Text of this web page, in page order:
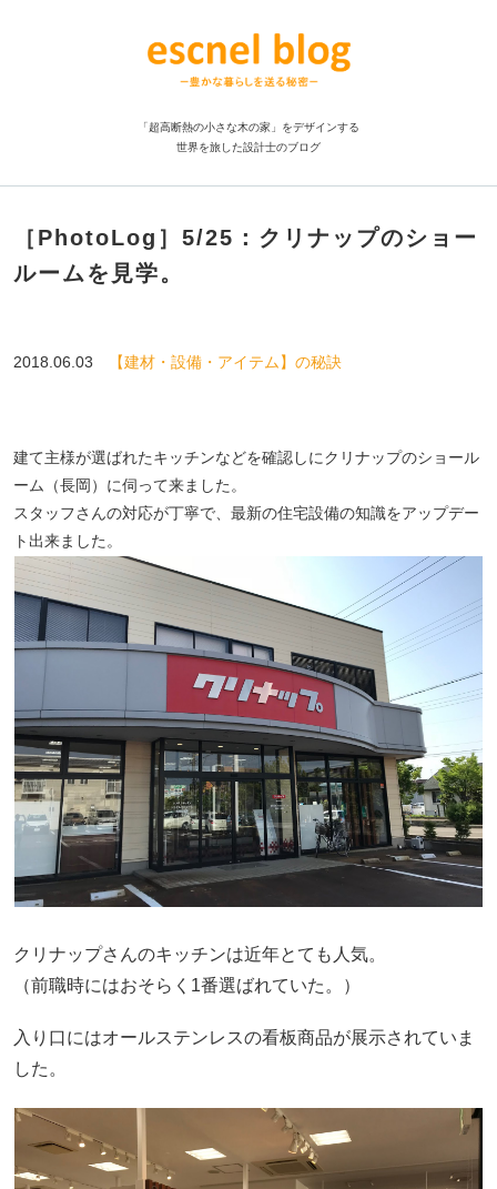
「超高断熱の小さな木の家」をデザインする
世界を旅した設計士のブログ
［PhotoLog］5/25：クリナップのショー
ルームを見学。
2018.06.03 【建材・設備・アイテム】の秘訣
建て主様が選ばれたキッチンなどを確認しにクリナップのショール
ーム（長岡）に伺って来ました。
スタッフさんの対応が丁寧で、最新の住宅設備の知識をアップデー
ト出来ました。
クリナップさんのキッチンは近年とても人気。
（前職時にはおそらく1番選ばれていた。）
入り口にはオールステンレスの看板商品が展示されていま
した。